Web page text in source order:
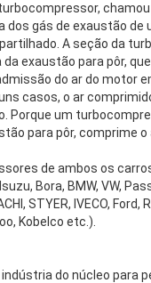
dos gás de exaustão
A seção da
exaustão para pôr,
do ar do motor
casos, o ar
Porque um
para pôr, comprime
de ambos os
Bora, BMW, VW,
STYER, IVECO,
Kobelco etc.).
do núcleo para